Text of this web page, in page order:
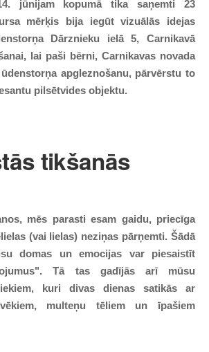
jūnijam kopumā tika saņemti 23
mērķis bija iegūt vizuālās idejas
Dārznieku ielā 5, Carnikavā
lai paši bērni, Carnikavas novada
apgleznošanu, pārvērstu to
pilsētvides objektu.
tikšanās
mēs parasti esam gaidu, priecīga
(vai lielas) neziņas pārņemti. Šādā
domas un emocijas var piesaistīt
Tā tas gadījās arī mūsu
kuri divas dienas satikās ar
multeņu tēliem un īpašiem